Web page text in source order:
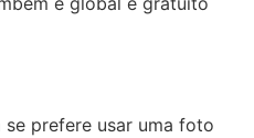
prefere usar uma foto